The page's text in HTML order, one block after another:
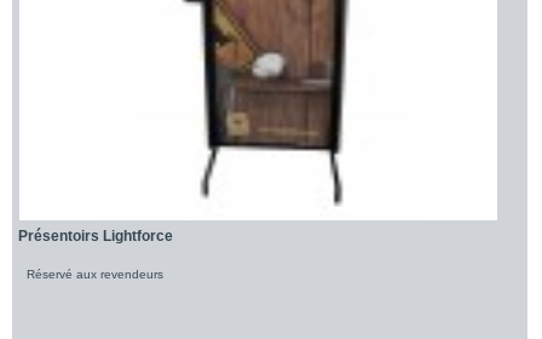
Présentoirs Lightforce
Réservé aux revendeurs